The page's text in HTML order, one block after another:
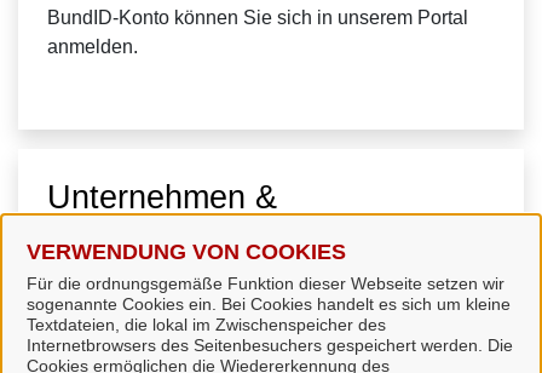
VERWENDUNG VON COOKIES
Für die ordnungsgemäße Funktion dieser Webseite setzen wir
sogenannte Cookies ein. Bei Cookies handelt es sich um kleine
Textdateien, die lokal im Zwischenspeicher des
Internetbrowsers des Seitenbesuchers gespeichert werden. Die
Cookies ermöglichen die Wiedererkennung des
BundID-Konto können Sie sich in unserem Portal
anmelden.
Unternehmen &
Organisationen